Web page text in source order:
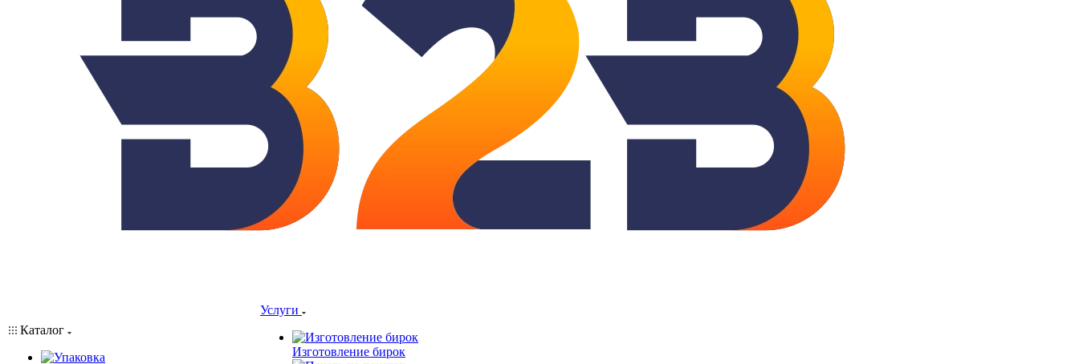
Каталог
Услуги
Изготовление бирок